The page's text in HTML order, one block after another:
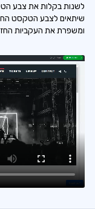
לשנות בקלות את צבע
שיתאים לצבע הטקסט
ומשפרת את העקביות